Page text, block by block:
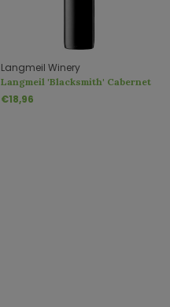
Langmeil Winery
Langmeil 'Blacksmith' Cabernet
Sauvignon
€18,96